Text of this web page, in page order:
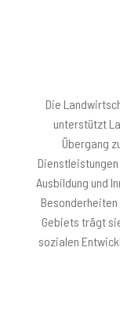
Die
unterstützt
Übergang
Ausbildung und
Gebiets trägt
sozialen